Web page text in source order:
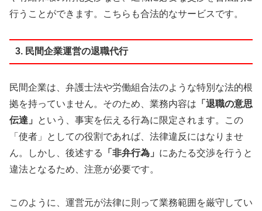
行うことができます。こちらも合法的なサービスです。
3. 民間企業運営の退職代行
民間企業は、弁護士法や労働組合法のような特別な法的根
拠を持っていません。そのため、業務内容は 「退職の意思
伝達」
という、事実を伝える行為に限定されます。この
「使者」としての役割であれば、法律違反にはなりませ
ん。しかし、後述する
「非弁行為」 にあたる交渉を行うと
違法となるため、注意が必要です。
このように、運営元が法律に則って業務範囲を厳守してい